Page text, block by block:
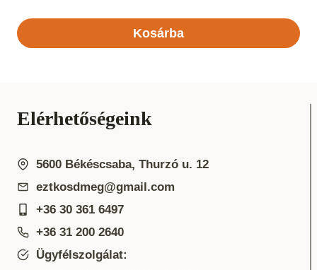
Kosárba
Elérhetőségeink
5600 Békéscsaba, Thurzó u. 12
eztkosdmeg@gmail.com
+36 30 361 6497
+36 31 200 2640
Ügyfélszolgálat: